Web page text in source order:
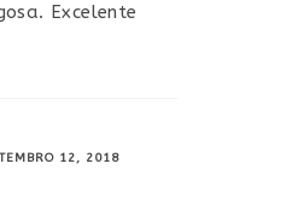
Excelente
12, 2018